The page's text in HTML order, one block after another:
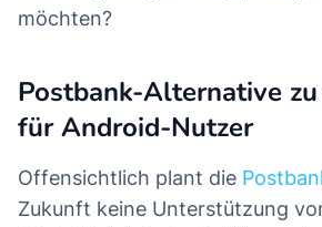
möchten?
Postbank-Alternative
für Android-Nutzer
Offensichtlich plant die
Zukunft keine Unterstützung